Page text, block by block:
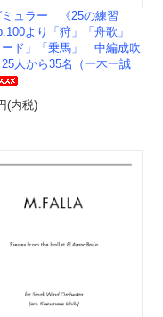
ミュラー 《25の練習
より「狩」「舟歌」
ード」「乗馬」 中編成吹
人から35名（一木一誠
(内税)